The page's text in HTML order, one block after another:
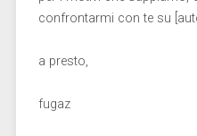
confrontarmi con te su
a presto,
fugaz